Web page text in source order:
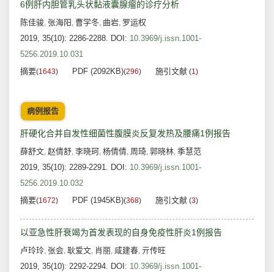
6例肝内胆管乳头状黏液囊腺瘤的诊疗分析
陈佳骏, 张海阳 , 曹学冬, 曲岩, 罗运权
2019, 35(10): 2286-2288. DOI: 10.3969/j.issn.1001-
5256.2019.10.031
摘要(1643) PDF (2092KB)(296) 施引文献 (1)
病例报告
肝硬化合并自发性细菌性腹膜炎反复发热及腰痛1例报告
薛舒文, 赵倩舒, 李晓珂, 杨倩倩, 周琦, 郭晓林, 季慧范
2019, 35(10): 2289-2291. DOI: 10.3969/j.issn.1001-
5256.2019.10.032
摘要(1672) PDF (1945KB)(368) 施引文献 (3)
以亚急性肝衰竭为首发表现的自身免疫性肝炎1例报告
卢玲玲, 张会, 耿爱文, 肖丽, 咸建春, 亓传旺
2019, 35(10): 2292-2294. DOI: 10.3969/j.issn.1001-